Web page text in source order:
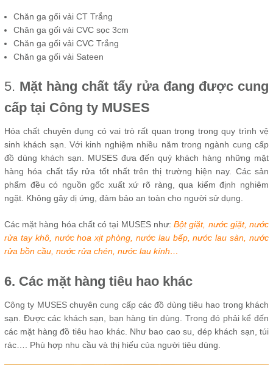
Chăn ga gối vải CT Trắng
Chăn ga gối vải CVC sọc 3cm
Chăn ga gối vải CVC Trắng
Chăn ga gối vải Sateen
5. Mặt hàng chất tẩy rửa đang được cung
cấp tại Công ty MUSES
Hóa chất chuyên dụng có vai trò rất quan trọng trong quy trình vệ
sinh khách sạn. Với kinh nghiệm nhiều năm trong ngành cung cấp
đồ dùng khách sạn. MUSES đưa đến quý khách hàng những mặt
hàng hóa chất tẩy rửa tốt nhất trên thị trường hiện nay. Các sản
phẩm đều có nguồn gốc xuất xứ rõ ràng, qua kiểm định nghiêm
ngặt. Không gây dị ứng, đảm bảo an toàn cho người sử dụng.
Các mặt hàng hóa chất có tại MUSES như: Bột giặt, nước giặt, nước
rửa tay khô, nước hoa xịt phòng, nước lau bếp, nước lau sàn, nước
rửa bồn cầu, nước rửa chén, nước lau kính…
6. Các mặt hàng tiêu hao khác
Công ty MUSES chuyên cung cấp các đồ dùng tiêu hao trong khách
sạn. Được các khách sạn, bạn hàng tin dùng. Trong đó phải kể đến
các mặt hàng đồ tiêu hao khác. Như bao cao su, dép khách sạn, túi
rác…. Phù hợp nhu cầu và thị hiếu của người tiêu dùng.